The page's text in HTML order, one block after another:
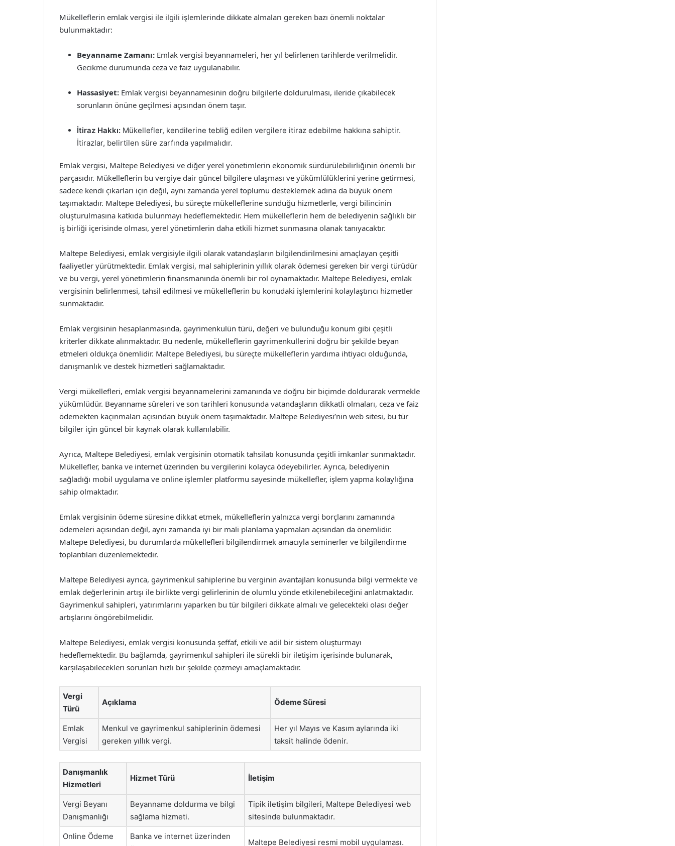
Mükelleflerin emlak vergisi ile ilgili işlemlerinde dikkate almaları gereken bazı önemli noktalar
bulunmaktadır:
Beyanname Zamanı: Emlak vergisi beyannameleri, her yıl belirlenen tarihlerde verilmelidir.
Gecikme durumunda ceza ve faiz uygulanabilir.
Hassasiyet: Emlak vergisi beyannamesinin doğru bilgilerle doldurulması, ileride çıkabilecek
sorunların önüne geçilmesi açısından önem taşır.
İtiraz Hakkı: Mükellefler, kendilerine tebliğ edilen vergilere itiraz edebilme hakkına sahiptir.
İtirazlar, belirtilen süre zarfında yapılmalıdır.
Emlak vergisi, Maltepe Belediyesi ve diğer yerel yönetimlerin ekonomik sürdürülebilirliğinin önemli bir
parçasıdır. Mükelleflerin bu vergiye dair güncel bilgilere ulaşması ve yükümlülüklerini yerine getirmesi,
sadece kendi çıkarları için değil, aynı zamanda yerel toplumu desteklemek adına da büyük önem
taşımaktadır. Maltepe Belediyesi, bu süreçte mükelleflerine sunduğu hizmetlerle, vergi bilincinin
oluşturulmasına katkıda bulunmayı hedeflemektedir. Hem mükelleflerin hem de belediyenin sağlıklı bir
iş birliği içerisinde olması, yerel yönetimlerin daha etkili hizmet sunmasına olanak tanıyacaktır.
Maltepe Belediyesi, emlak vergisiyle ilgili olarak vatandaşların bilgilendirilmesini amaçlayan çeşitli
faaliyetler yürütmektedir. Emlak vergisi, mal sahiplerinin yıllık olarak ödemesi gereken bir vergi türüdür
ve bu vergi, yerel yönetimlerin finansmanında önemli bir rol oynamaktadır. Maltepe Belediyesi, emlak
vergisinin belirlenmesi, tahsil edilmesi ve mükelleflerin bu konudaki işlemlerini kolaylaştırıcı hizmetler
sunmaktadır.
Emlak vergisinin hesaplanmasında, gayrimenkulün türü, değeri ve bulunduğu konum gibi çeşitli
kriterler dikkate alınmaktadır. Bu nedenle, mükelleflerin gayrimenkullerini doğru bir şekilde beyan
etmeleri oldukça önemlidir. Maltepe Belediyesi, bu süreçte mükelleflerin yardıma ihtiyacı olduğunda,
danışmanlık ve destek hizmetleri sağlamaktadır.
Vergi mükellefleri, emlak vergisi beyannamelerini zamanında ve doğru bir biçimde doldurarak vermekle
yükümlüdür. Beyanname süreleri ve son tarihleri konusunda vatandaşların dikkatli olmaları, ceza ve faiz
ödemekten kaçınmaları açısından büyük önem taşımaktadır. Maltepe Belediyesi’nin web sitesi, bu tür
bilgiler için güncel bir kaynak olarak kullanılabilir.
Ayrıca, Maltepe Belediyesi, emlak vergisinin otomatik tahsilatı konusunda çeşitli imkanlar sunmaktadır.
Mükellefler, banka ve internet üzerinden bu vergilerini kolayca ödeyebilirler. Ayrıca, belediyenin
sağladığı mobil uygulama ve online işlemler platformu sayesinde mükellefler, işlem yapma kolaylığına
sahip olmaktadır.
Emlak vergisinin ödeme süresine dikkat etmek, mükelleflerin yalnızca vergi borçlarını zamanında
ödemeleri açısından değil, aynı zamanda iyi bir mali planlama yapmaları açısından da önemlidir.
Maltepe Belediyesi, bu durumlarda mükellefleri bilgilendirmek amacıyla seminerler ve bilgilendirme
toplantıları düzenlemektedir.
Maltepe Belediyesi ayrıca, gayrimenkul sahiplerine bu verginin avantajları konusunda bilgi vermekte ve
emlak değerlerinin artışı ile birlikte vergi gelirlerinin de olumlu yönde etkilenebileceğini anlatmaktadır.
Gayrimenkul sahipleri, yatırımlarını yaparken bu tür bilgileri dikkate almalı ve gelecekteki olası değer
artışlarını öngörebilmelidir.
Maltepe Belediyesi, emlak vergisi konusunda şeffaf, etkili ve adil bir sistem oluşturmayı
hedeflemektedir. Bu bağlamda, gayrimenkul sahipleri ile sürekli bir iletişim içerisinde bulunarak,
karşılaşabilecekleri sorunları hızlı bir şekilde çözmeyi amaçlamaktadır.
Vergi
Türü
Açıklama Ödeme Süresi
Emlak
Vergisi
Menkul ve gayrimenkul sahiplerinin ödemesi
gereken yıllık vergi.
Her yıl Mayıs ve Kasım aylarında iki
taksit halinde ödenir.
Danışmanlık
Hizmetleri
Hizmet Türü İletişim
Vergi Beyanı
Danışmanlığı
Beyanname doldurma ve bilgi
sağlama hizmeti.
Tipik iletişim bilgileri, Maltepe Belediyesi web
sitesinde bulunmaktadır.
Online Ödeme
Banka ve internet üzerinden
Maltepe Belediyesi resmi mobil uygulaması.